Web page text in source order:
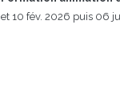
et 10 fév. 2026 puis 06